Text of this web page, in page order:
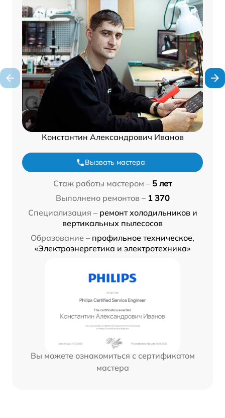
Константин Александрович Иванов
Вызвать мастера
Стаж работы мастером – 5 лет
Выполнено ремонтов – 1 370
Специализация – ремонт холодильников и
вертикальных пылесосов
Образование – профильное техническое,
«Электроэнергетика и электротехника»
Вы можете ознакомиться с сертификатом
мастера